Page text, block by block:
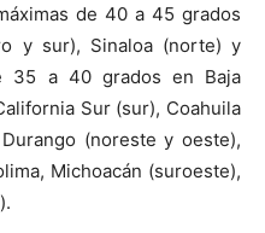
de 40 a 45 grados
y sur), Sinaloa (norte) y
35 a 40 grados en Baja
Sur (sur), Coahuila
(noreste y oeste),
Michoacán (suroeste),